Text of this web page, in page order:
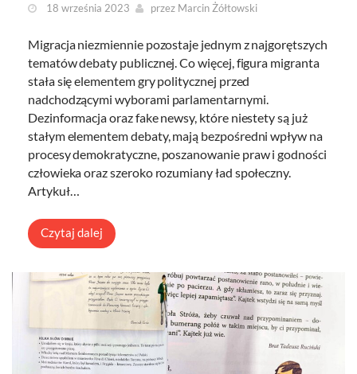
18 września 2023 przez Marcin Żółtowski
Migracja niezmiennie pozostaje jednym z najgorętszych
tematów debaty publicznej. Co więcej, figura migranta
stała się elementem gry politycznej przed
nadchodzącymi wyborami parlamentarnymi.
Dezinformacja oraz fake newsy, które niestety są już
stałym elementem debaty, mają bezpośredni wpływ na
procesy demokratyczne, poszanowanie praw i godności
człowieka oraz szeroko rozumiany ład społeczny.
Artykuł…
Czytaj dalej